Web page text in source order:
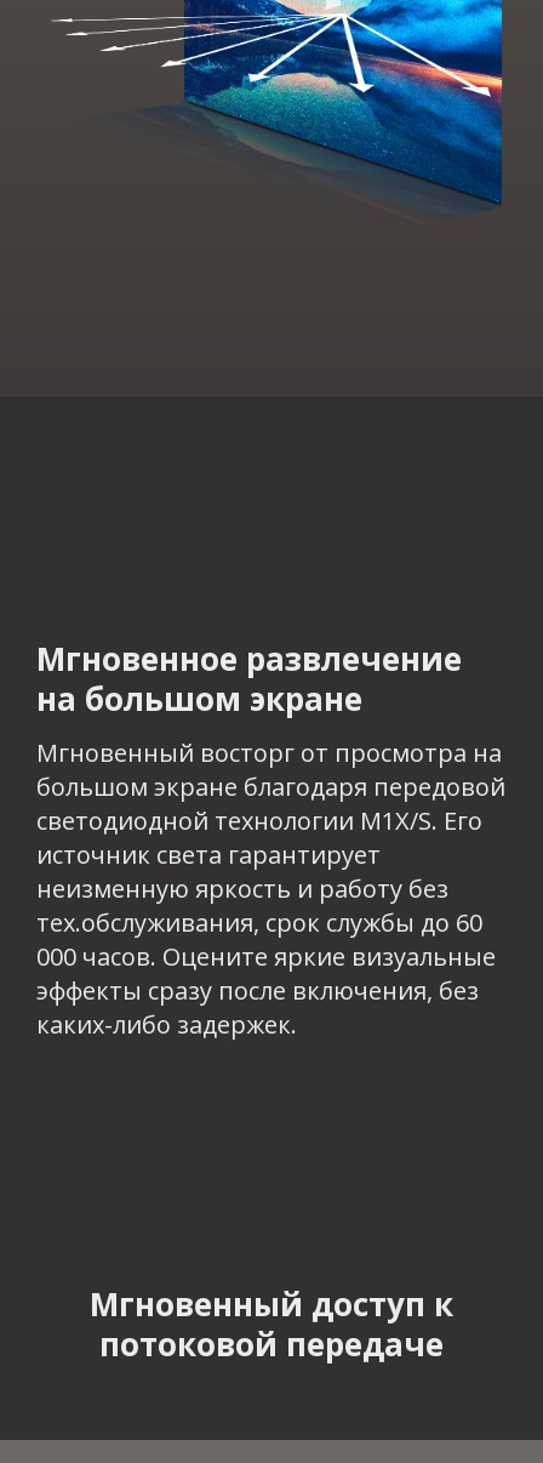
Мгновенное развлечение
на большом экране​​​​​
Мгновенный восторг от просмотра на
большом экране благодаря передовой
светодиодной технологии M1X/S. Его
источник света гарантирует
неизменную яркость и работу без
тех.обслуживания, срок службы до 60
000 часов. Оцените яркие визуальные
эффекты сразу после включения, без
каких-либо задержек.​​
Мгновенный доступ к
потоковой передаче